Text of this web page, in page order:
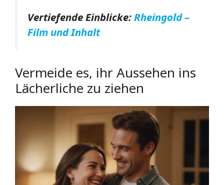
Vertiefende Einblicke:Rheingold –
Film und Inhalt
Vermeide es, ihr Aussehen ins
Lächerliche zu ziehen